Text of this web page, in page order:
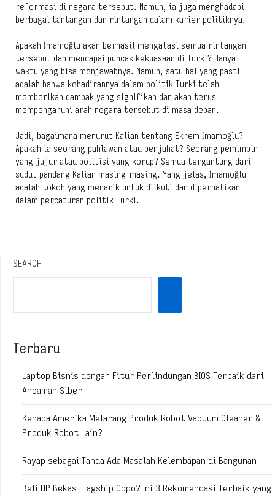
reformasi di negara tersebut. Namun, ia juga menghadapi
berbagai tantangan dan rintangan dalam karier politiknya.
Apakah İmamoğlu akan berhasil mengatasi semua rintangan
tersebut dan mencapai puncak kekuasaan di Turki? Hanya
waktu yang bisa menjawabnya. Namun, satu hal yang pasti
adalah bahwa kehadirannya dalam politik Turki telah
memberikan dampak yang signifikan dan akan terus
mempengaruhi arah negara tersebut di masa depan.
Jadi, bagaimana menurut Kalian tentang Ekrem İmamoğlu?
Apakah ia seorang pahlawan atau penjahat? Seorang pemimpin
yang jujur atau politisi yang korup? Semua tergantung dari
sudut pandang Kalian masing-masing. Yang jelas, İmamoğlu
adalah tokoh yang menarik untuk diikuti dan diperhatikan
dalam percaturan politik Turki.
SEARCH
Terbaru
Laptop Bisnis dengan Fitur Perlindungan BIOS Terbaik dari
Ancaman Siber
Kenapa Amerika Melarang Produk Robot Vacuum Cleaner &
Produk Robot Lain?
Rayap sebagai Tanda Ada Masalah Kelembapan di Bangunan
Beli HP Bekas Flagship Oppo? Ini 3 Rekomendasi Terbaik yang